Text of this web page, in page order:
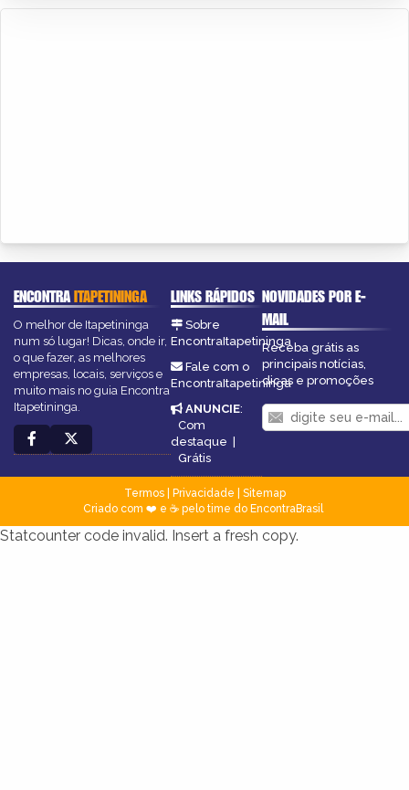
ENCONTRAITAPETININGA
O melhor de Itapetininga
num só lugar! Dicas, onde ir,
o que fazer, as melhores
empresas, locais, serviços e
muito mais no guia Encontra
Itapetininga.
LINKS RÁPIDOS
Sobre
EncontraItapetininga
Fale com o
EncontraItapetininga
ANUNCIE:
Com
destaque |
Grátis
NOVIDADES POR E-
MAIL
Receba grátis as
principais notícias,
dicas e promoções
Termos| Privacidade
Sitemap
Criado com ❤️ e ☕ pelo time do EncontraBrasil
Statcounter code invalid. Insert a fresh copy.